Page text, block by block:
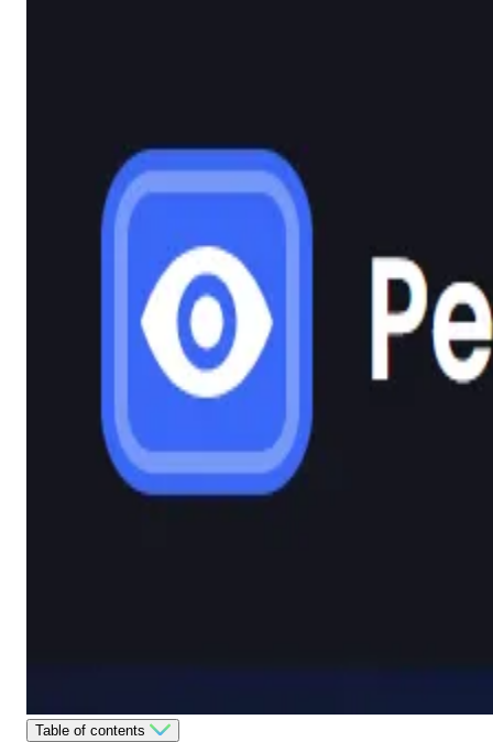
Table of contents